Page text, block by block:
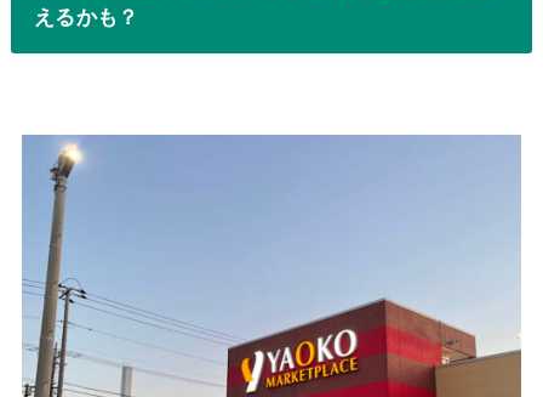
えるかも？